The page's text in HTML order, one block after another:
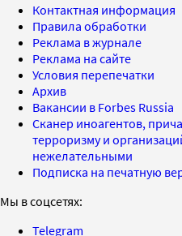
Контактная информация
Правила обработки
Реклама в журнале
Реклама на сайте
Условия перепечатки
Архив
Вакансии в Forbes Russia
Сканер иноагентов,
терроризму и
нежелательными
Подписка на печатную
Мы в соцсетях:
Telegram